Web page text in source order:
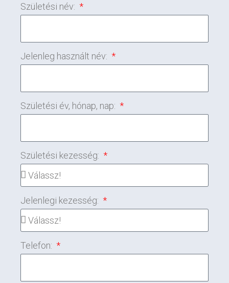
Születési név:
Jelenleg használt név:
Születési év, hónap, nap:
Születési kezesség:
Jelenlegi kezesség:
Telefon: